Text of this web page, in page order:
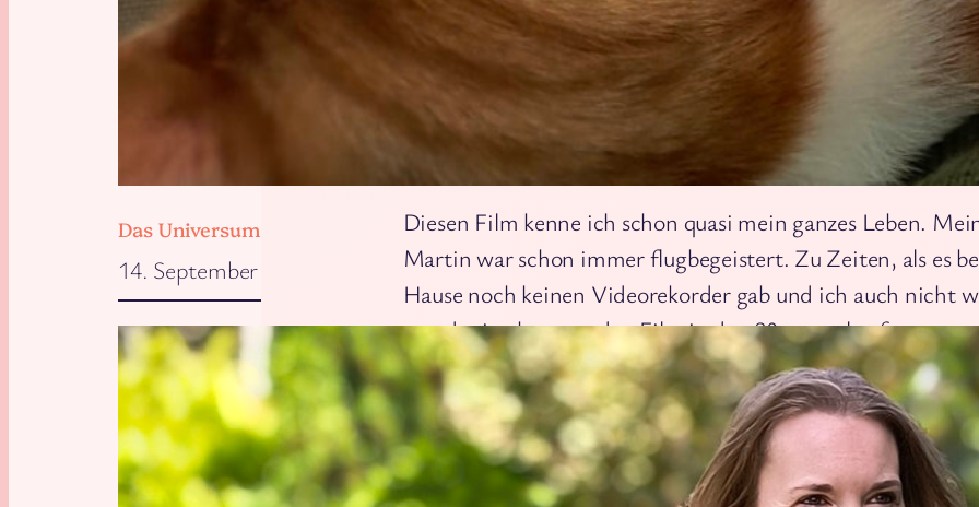
Das Universum will, dass wir zu Hause bleiben
14. September 2025
Ein wunderbares Stück Imperialismus und
Zeit kurz vor dem 1. Weltkrieg, zu buntem Leben erweckt
1965: Die tollkühnen Männer in ihren fliegenden Kisten.
Eins, zwei, drei
spielt er mit
Klischees und einer geballten
an dummen Sprüchen.
Diesen Film kenne ich schon quasi mein ganzes Leben.
Martin war schon immer flugbegeistert. Zu Zeiten, als es
Hause noch keinen Videorekorder gab und ich auch nicht
was das ist, hatte er den Film in den 80ern mal
irgendwie kamen mein Bruder ich dazu, ihn uns mit ihm
anzuschauen. Seither freuten wir uns immer auf Onkel
seine fliegenden Kisten :D